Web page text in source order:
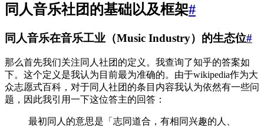
同人音乐社团的基础以及框架#
同人音乐在音乐工业（Music Industry）的生态位#
那么首先我们关注同人社团的定义。我查询了知乎的答案如
下。这个定义是我认为目前最为准确的。由于wikipedia作为大
众志愿式百科，对于同人社团的条目内容我认为依然有一些问
题，因此我引用一下这位答主的回答：
最初同人的意思是「志同道合，有相同兴趣的人、